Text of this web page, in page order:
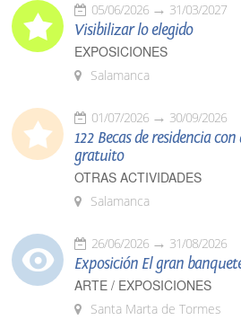
05/06/2026 31/03/2027
Visibilizar lo elegido
EXPOSICIONES
Salamanca
01/07/2026 30/09/2026
122 Becas de residencia
gratuito
OTRAS ACTIVIDADES
Salamanca
26/06/2026 31/08/2026
Exposición El gran
ARTE / EXPOSICIONES
Santa Marta de Tormes